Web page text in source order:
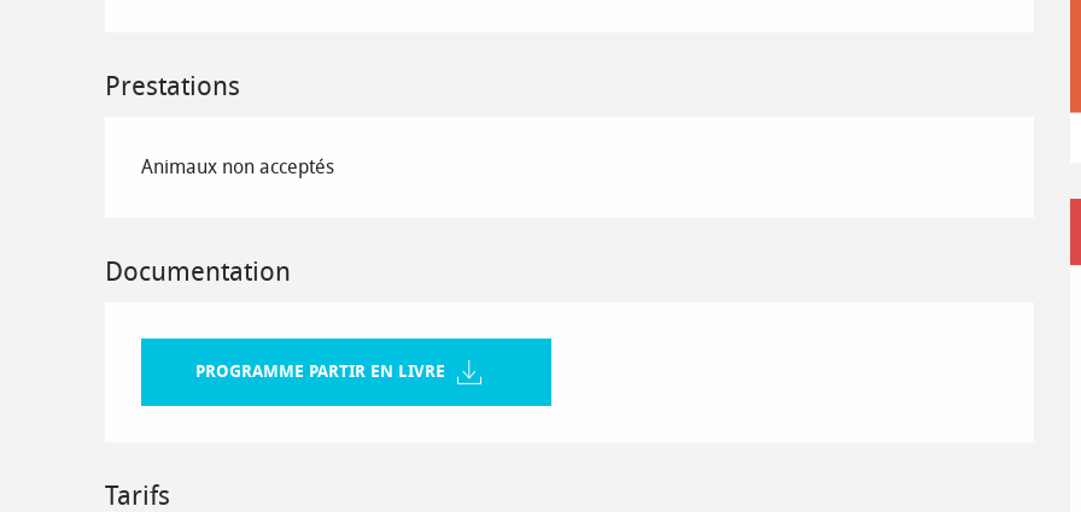
Prestations
Animaux non acceptés
Documentation
PROGRAMME PARTIR EN LIVRE
Tarifs